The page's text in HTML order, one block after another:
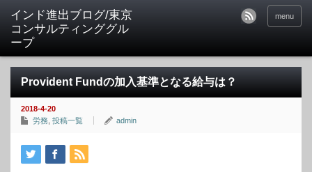
インド進出ブログ/東京
コンサルティンググル
ープ
menu
Provident Fundの加入基準となる給与は？
2018-4-20
労務 投稿一覧 admin